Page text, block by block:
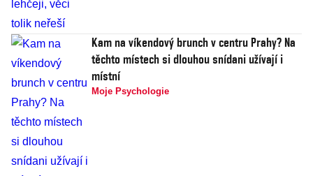
Kam na víkendový brunch v centru Prahy? Na
těchto místech si dlouhou snídani užívají i
místní
Moje Psychologie